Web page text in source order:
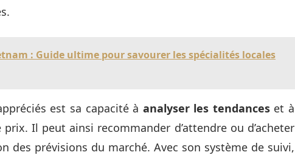
: Guide ultime pour savourer les spécialités locales
est sa capacité à analyser les tendanceset à
Il peut ainsi recommander d’attendre ou d’acheter
des prévisions du marché. Avec son système de suivi,